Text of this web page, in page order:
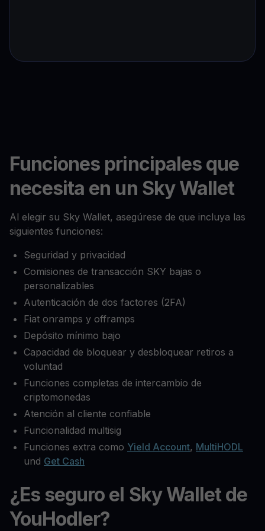
Funciones principales que
necesita en un Sky Wallet
Al elegir su Sky Wallet, asegúrese de que incluya las
siguientes funciones:
Seguridad y privacidad
Comisiones de transacción SKY bajas o
personalizables
Autenticación de dos factores (2FA)
Fiat onramps y offramps
Depósito mínimo bajo
Capacidad de bloquear y desbloquear retiros a
voluntad
Funciones completas de intercambio de
criptomonedas
Atención al cliente confiable
Funcionalidad multisig
Funciones extra como Yield Account, MultiHODL
und Get Cash
¿Es seguro el Sky Wallet de
YouHodler?